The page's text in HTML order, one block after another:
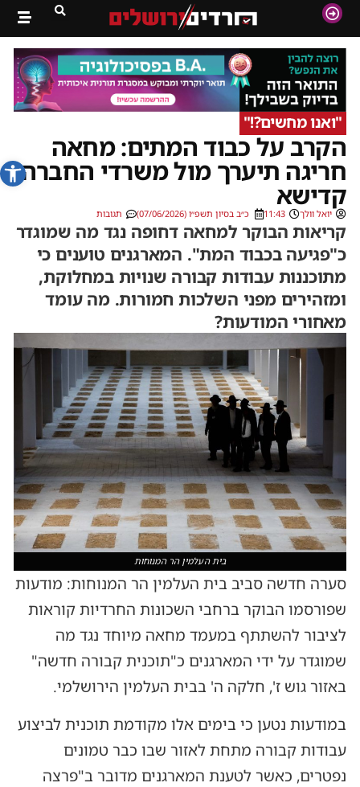
פתח
"ואנו מחשים?!"
הקרב על כבוד המתים: מחאה
חריגה תיערך מול משרדי החברה
קדישא
יואל וולך 11:43 כ״ב בסיון תשפ״ו (07/06/2026) תגובות
קריאות הבוקר למחאה דחופה נגד מה שמוגדר
כ"פגיעה בכבוד המת". המארגנים טוענים כי
מתוכננות עבודות קבורה שנויות במחלוקת,
ומזהירים מפני השלכות חמורות. מה עומד
מאחורי המודעות?
בית העלמין הר המנוחות
סערה חדשה סביב בית העלמין הר המנוחות: מודעות
שפורסמו הבוקר ברחבי השכונות החרדיות קוראות
לציבור להשתתף במעמד מחאה מיוחד נגד מה
שמוגדר על ידי המארגנים כ"תוכנית קבורה חדשה"
באזור גוש ז', חלקה ה' בבית העלמין הירושלמי.
במודעות נטען כי בימים אלו מקודמת תוכנית לביצוע
עבודות קבורה מתחת לאזור שבו כבר טמונים
נפטרים, כאשר לטענת המארגנים מדובר ב"פרצה